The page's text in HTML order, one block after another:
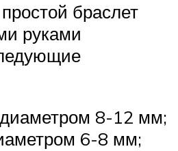
браслет
руками
8-12 мм;
6-8 мм;